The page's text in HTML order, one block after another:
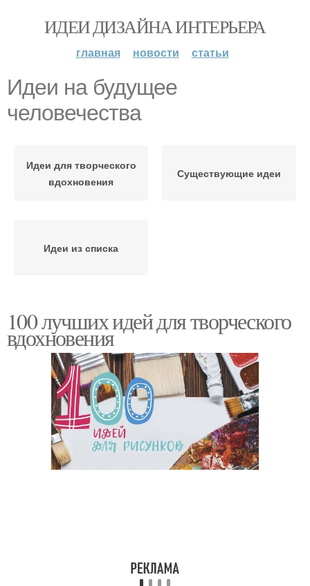
ИДЕИ ДИЗАЙНА ИНТЕРЬЕРА
главная новости статьи
Идеи на будущее
человечества
Идеи для творческого
вдохновения
Существующие идеи
Идеи из списка
100 лучших идей для творческого
вдохновения